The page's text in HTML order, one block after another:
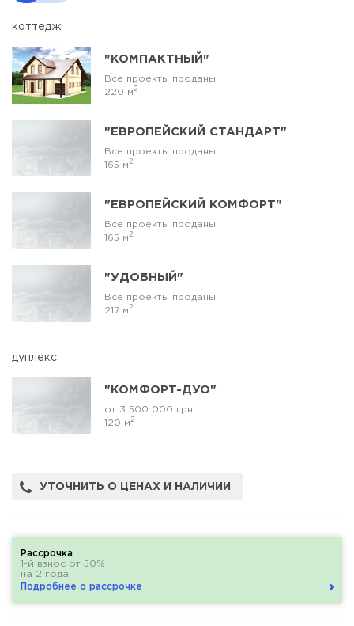
коттедж
"КОМПАКТНЫЙ"
Все проекты проданы
220 м 2
"ЕВРОПЕЙСКИЙ СТАНДАРТ"
Все проекты проданы
165 м 2
"ЕВРОПЕЙСКИЙ КОМФОРТ"
Все проекты проданы
165 м 2
"УДОБНЫЙ"
Все проекты проданы
217 м 2
дуплекс
"КОМФОРТ-ДУО"
от 3 500 000 грн
120 м 2
УТОЧНИТЬ О ЦЕНАХ И НАЛИЧИИ
Рассрочка
1-й взнос от 50%
на 2 года
Подробнее о рассрочке